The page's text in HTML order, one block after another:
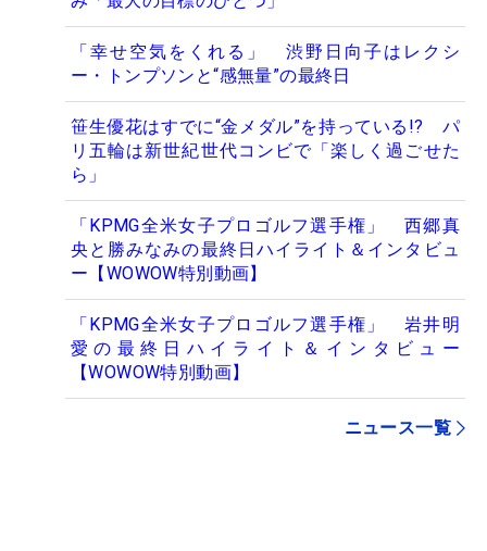
「幸せ空気をくれる」 渋野日向子はレクシ
ー・トンプソンと“感無量”の最終日
笹生優花はすでに“金メダル”を持っている!? パ
リ五輪は新世紀世代コンビで「楽しく過ごせた
ら」
「KPMG全米女子プロゴルフ選手権」 西郷真
央と勝みなみの最終日ハイライト＆インタビュ
ー【WOWOW特別動画】
「KPMG全米女子プロゴルフ選手権」 岩井明
愛の最終日ハイライト＆インタビュー
【WOWOW特別動画】
ニュース一覧